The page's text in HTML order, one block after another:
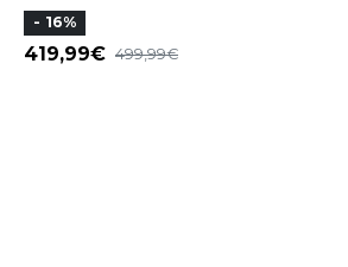
- 16%
419,99 499,99